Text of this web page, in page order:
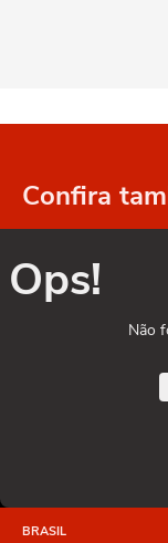
Confira
Ops!
Não
BRASIL